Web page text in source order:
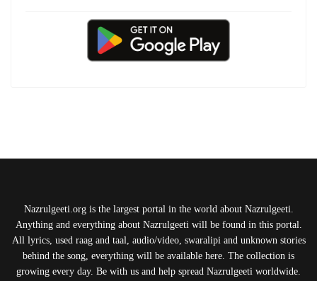
Nazrulgeeti.org is the largest portal in the world about Nazrulgeeti.
Anything and everything about Nazrulgeeti will be found in this portal.
All lyrics, used raag and taal, audio/video, swaralipi and unknown stories
behind the song, everything will be available here. The collection is
growing every day. Be with us and help spread Nazrulgeeti worldwide.